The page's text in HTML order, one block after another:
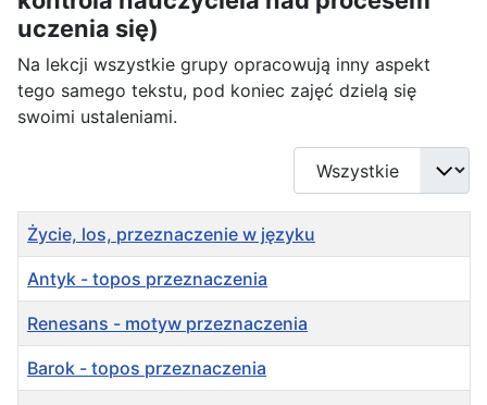
uczenia się)
Na lekcji wszystkie grupy opracowują inny aspekt
tego samego tekstu, pod koniec zajęć dzielą się
swoimi ustaleniami.
Pokaż #
Tytuł
Życie, los, przeznaczenie w języku
Antyk - topos przeznaczenia
Renesans - motyw przeznaczenia
Barok - topos przeznaczenia